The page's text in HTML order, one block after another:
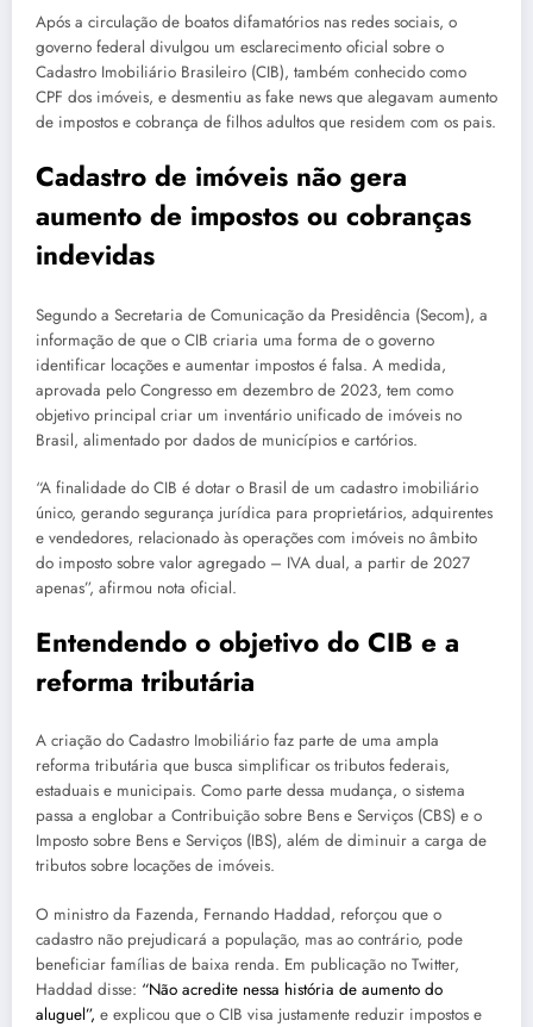
Após a circulação de boatos difamatórios nas redes sociais, o
governo federal divulgou um esclarecimento oficial sobre o
Cadastro Imobiliário Brasileiro (CIB), também conhecido como
CPF dos imóveis, e desmentiu as fake news que alegavam aumento
de impostos e cobrança de filhos adultos que residem com os pais.
Cadastro de imóveis não gera
aumento de impostos ou cobranças
indevidas
Segundo a Secretaria de Comunicação da Presidência (Secom), a
informação de que o CIB criaria uma forma de o governo
identificar locações e aumentar impostos é falsa. A medida,
aprovada pelo Congresso em dezembro de 2023, tem como
objetivo principal criar um inventário unificado de imóveis no
Brasil, alimentado por dados de municípios e cartórios.
“A finalidade do CIB é dotar o Brasil de um cadastro imobiliário
único, gerando segurança jurídica para proprietários, adquirentes
e vendedores, relacionado às operações com imóveis no âmbito
do imposto sobre valor agregado – IVA dual, a partir de 2027
apenas”, afirmou nota oficial.
Entendendo o objetivo do CIB e a
reforma tributária
A criação do Cadastro Imobiliário faz parte de uma ampla
reforma tributária que busca simplificar os tributos federais,
estaduais e municipais. Como parte dessa mudança, o sistema
passa a englobar a Contribuição sobre Bens e Serviços (CBS) e o
Imposto sobre Bens e Serviços (IBS), além de diminuir a carga de
tributos sobre locações de imóveis.
O ministro da Fazenda, Fernando Haddad, reforçou que o
cadastro não prejudicará a população, mas ao contrário, pode
beneficiar famílias de baixa renda. Em publicação no Twitter,
Haddad disse: “Não acredite nessa história de aumento do
aluguel”, e explicou que o CIB visa justamente reduzir impostos e